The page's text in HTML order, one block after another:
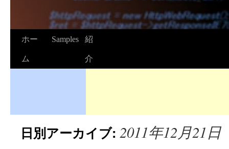
ホー
ム
Samples 紹
介
日別アーカイブ: 2011年12月21日